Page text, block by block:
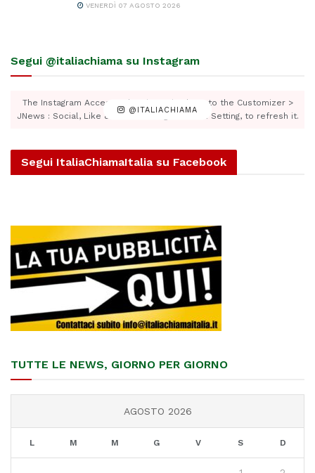
VENERDÌ 07 AGOSTO 2026
Segui @italiachiama su Instagram
@ITALIACHIAMA
The Instagram Access Token is expired, Go to the Customizer >
JNews : Social, Like & View > Instagram Feed Setting, to refresh it.
Segui ItaliaChiamaItalia su Facebook
TUTTE LE NEWS, GIORNO PER GIORNO
AGOSTO 2026
L M M G V S D